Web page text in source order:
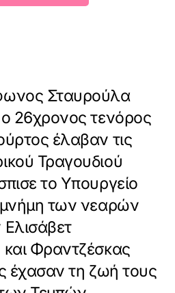
Σταυρούλα
26χρονος τενόρος
έλαβαν τις
Τραγουδιού
το Υπουργείο
μνήμη των νεαρών
Ελισάβετ
και Φραντζέσκας
έχασαν τη ζωή τους